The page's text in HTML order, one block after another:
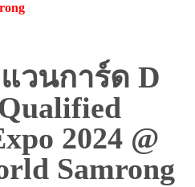
วนการ์ด D
2024 @
Samrong